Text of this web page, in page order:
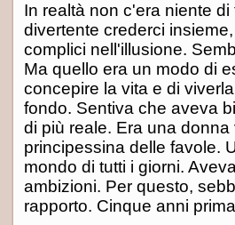
In realtà non c'era niente
divertente crederci
complici nell'illusione.
Ma quello era un modo di
concepire la vita e di
fondo. Sentiva che aveva
di più reale. Era una
principessina delle favole.
mondo di tutti i giorni.
ambizioni. Per questo,
rapporto. Cinque anni